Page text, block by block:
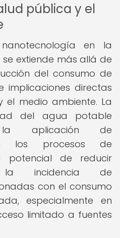
pública y el
en la
extiende más allá de
del consumo de
implicaciones directas
medio ambiente. La
del agua potable
aplicación de
los procesos de
potencial de reducir
la incidencia de
con el consumo
especialmente en
limitado a fuentes